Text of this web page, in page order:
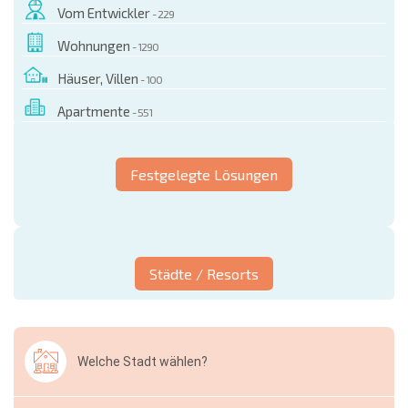
Vom Entwickler - 229
Wohnungen - 1290
Häuser, Villen - 100
Apartmente - 551
Festgelegte Lösungen
Städte / Resorts
Welche Stadt wählen?